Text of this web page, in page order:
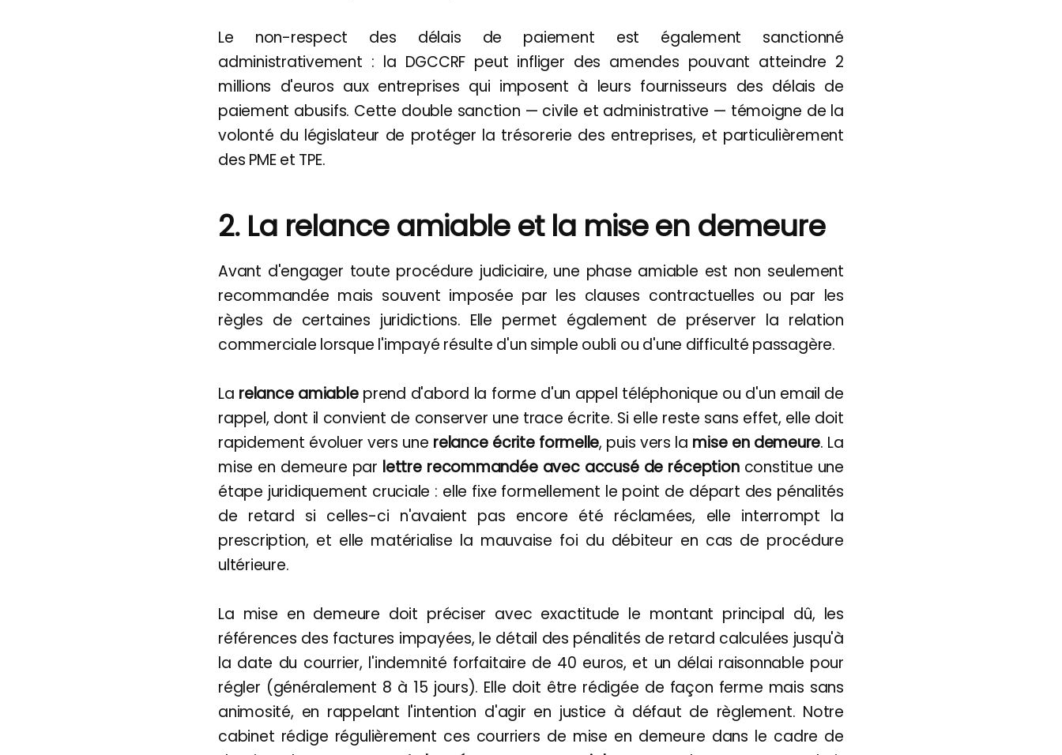
Le non-respect des délais de paiement est également sanctionné
administrativement : la DGCCRF peut infliger des amendes pouvant atteindre 2
millions d'euros aux entreprises qui imposent à leurs fournisseurs des délais de
paiement abusifs. Cette double sanction — civile et administrative — témoigne de la
volonté du législateur de protéger la trésorerie des entreprises, et particulièrement
des PME et TPE.
2. La relance amiable et la mise en demeure
Avant d'engager toute procédure judiciaire, une phase amiable est non seulement
recommandée mais souvent imposée par les clauses contractuelles ou par les
règles de certaines juridictions. Elle permet également de préserver la relation
commerciale lorsque l'impayé résulte d'un simple oubli ou d'une difficulté passagère.
La relance amiableprend d'abord la forme d'un appel téléphonique ou d'un email de
rappel, dont il convient de conserver une trace écrite. Si elle reste sans effet, elle doit
rapidement évoluer vers une relance écrite formelle, puis vers la mise en demeure. La
mise en demeure par lettre recommandée avec accusé de réceptionconstitue une
étape juridiquement cruciale : elle fixe formellement le point de départ des pénalités
de retard si celles-ci n'avaient pas encore été réclamées, elle interrompt la
prescription, et elle matérialise la mauvaise foi du débiteur en cas de procédure
ultérieure.
La mise en demeure doit préciser avec exactitude le montant principal dû, les
références des factures impayées, le détail des pénalités de retard calculées jusqu'à
la date du courrier, l'indemnité forfaitaire de 40 euros, et un délai raisonnable pour
régler (généralement 8 à 15 jours). Elle doit être rédigée de façon ferme mais sans
animosité, en rappelant l'intention d'agir en justice à défaut de règlement. Notre
cabinet rédige régulièrement ces courriers de mise en demeure dans le cadre de